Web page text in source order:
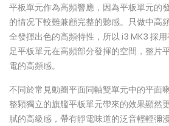
平板單元作為高頻響應，因為平板單元的
的情况下較難兼顧完整的聽感。只做中高
全發揮出色的高頻特性，所以 i3 MK3 採
足平板單元在高頻部分發揮的空間，整片
電的高頻感。
不同於常見動圈平面同軸雙單元中的平面
整顆獨立的旗艦平板單元帶來的效果顯然
膩的高級感，帶有靜電味道的泛音輕輕彌